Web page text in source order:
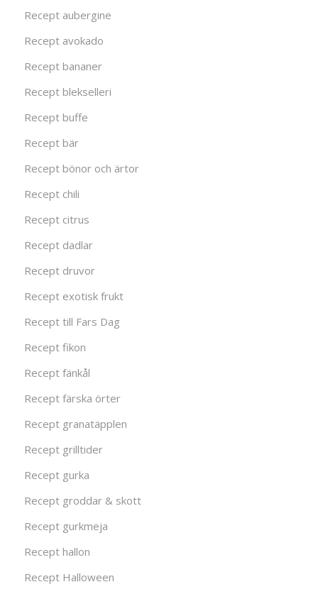
Recept aubergine
Recept avokado
Recept bananer
Recept blekselleri
Recept buffe
Recept bär
Recept bönor och ärtor
Recept chili
Recept citrus
Recept dadlar
Recept druvor
Recept exotisk frukt
Recept till Fars Dag
Recept fikon
Recept fänkål
Recept färska örter
Recept granatäpplen
Recept grilltider
Recept gurka
Recept groddar & skott
Recept gurkmeja
Recept hallon
Recept Halloween